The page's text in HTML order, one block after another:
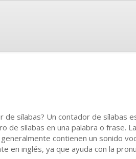
de sílabas? Un contador de sílabas
de sílabas en una palabra o frase.
contienen un sonido
en inglés, ya que ayuda con la